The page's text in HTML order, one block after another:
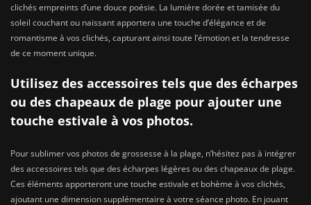
clichés empreints d’une douce poésie. La lumière dorée et tamisée du
soleil couchant ou naissant apportera une touche d’élégance et de
romantisme à vos clichés, capturant ainsi toute l’émotion et la tendresse
de ce moment unique.
Utilisez des accessoires tels que des écharpes
ou des chapeaux de plage pour ajouter une
touche estivale à vos photos.
Pour sublimer vos photos de grossesse à la plage, n’hésitez pas à intégrer
des accessoires tels que des écharpes légères ou des chapeaux de plage.
Ces éléments apporteront une touche estivale et bohème à vos clichés,
ajoutant une dimension supplémentaire à votre séance photo. En jouant